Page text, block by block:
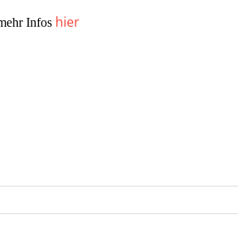
Infos hier